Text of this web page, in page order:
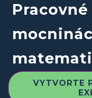
VYTVORTE